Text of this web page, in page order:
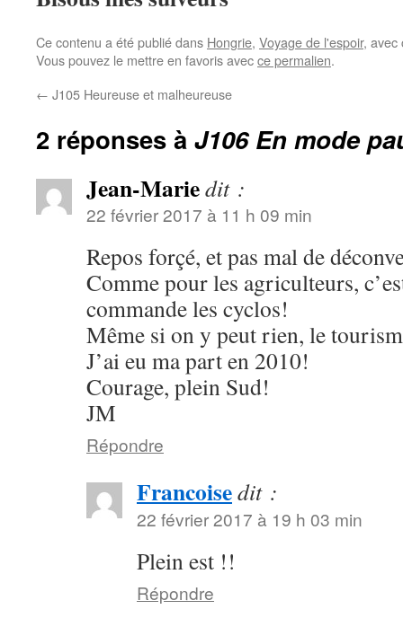
Ce contenu a été publié dans Hongrie, Voyage de l'espoir, avec
Vous pouvez le mettre en favoris avecce permalien.
← J105 Heureuse et malheureuse
2 réponses à J106 En mode
Jean-Mariedit :
22 février 2017 à 11 h 09 min
Repos forçé, et pas mal de
Comme pour les agriculteurs,
commande les cyclos!
Même si on y peut rien, le
J’ai eu ma part en 2010!
Courage, plein Sud!
JM
Répondre
Francoisedit :
22 février 2017 à 19 h 03 min
Plein est !!
Répondre